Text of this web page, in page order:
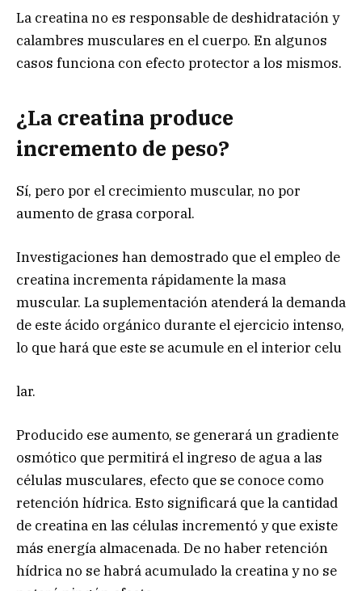
La creatina no es responsable de deshidratación y
calambres musculares en el cuerpo. En algunos
casos funciona con efecto protector a los mismos.
¿La creatina produce
incremento de peso?
Sí, pero por el crecimiento muscular, no por
aumento de grasa corporal.
Investigaciones han demostrado que el empleo de
creatina incrementa rápidamente la masa
muscular. La suplementación atenderá la demanda
de este ácido orgánico durante el ejercicio intenso,
lo que hará que este se acumule en el interior celu
lar.
Producido ese aumento, se generará un gradiente
osmótico que permitirá el ingreso de agua a las
células musculares, efecto que se conoce como
retención hídrica. Esto significará que la cantidad
de creatina en las células incrementó y que existe
más energía almacenada. De no haber retención
hídrica no se habrá acumulado la creatina y no se